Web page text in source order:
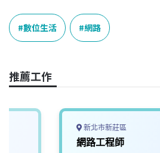
c
e
b
o
k
n
e
r
e
a
k
n
k
數位生活 網路
推薦工作
新北市新莊區
網路工程師